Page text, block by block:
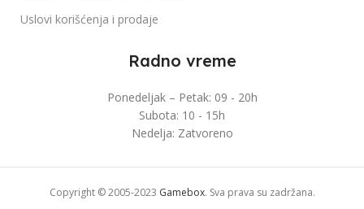
Uslovi korišćenja i prodaje
Radno vreme
Ponedeljak – Petak: 09 - 20h
Subota: 10 - 15h
Nedelja: Zatvoreno
Copyright © 2005-2023 Gamebox. Sva prava su zadržana.